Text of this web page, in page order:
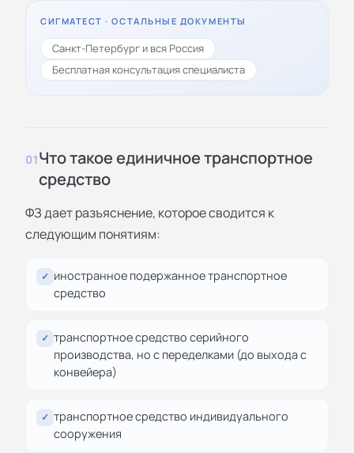
СИГМАТЕСТ · ОСТАЛЬНЫЕ ДОКУМЕНТЫ
Санкт-Петербург и вся Россия
Бесплатная консультация специалиста
01Что такое единичное транспортное
средство
ФЗ дает разъяснение, которое сводится к
следующим понятиям:
✓ иностранное подержанное транспортное
средство
✓ транспортное средство серийного
производства, но с переделками (до выхода с
конвейера)
✓ транспортное средство индивидуального
сооружения